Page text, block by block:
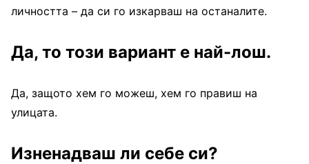
личността – да си го изкарваш на останалите.
Да, то този вариант е най-лош.
Да, защото хем го можеш, хем го правиш на
улицата.
Изненадваш ли себе си?